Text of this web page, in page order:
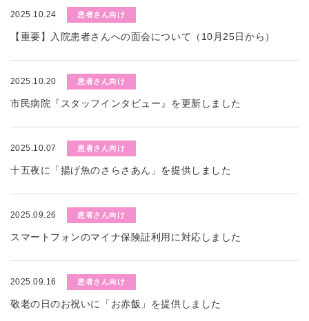
2025.10.24 患者さん向け
【重要】入院患者さんへの面会について（10月25日から）
2025.10.20 患者さん向け
市民病院『スタッフインタビュー』を更新しました
2025.10.07 患者さん向け
十五夜に「揚げ魚のさらさあん」を提供しました
2025.09.26 患者さん向け
スマートフォンのマイナ保険証利用に対応しました
2025.09.16 患者さん向け
敬老の日のお祝いに「お赤飯」を提供しました